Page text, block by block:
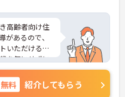
高齢者向け住
あるので、
いただける環
を気にせずに
面接のポイン
わせくださ
無料 紹介してもらう